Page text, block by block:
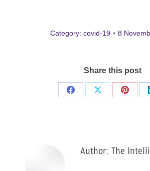
Category: covid-19 8
Share this post
Share
Share
Share
Author: The